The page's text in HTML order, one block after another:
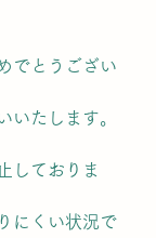
でとうござい
いたします。
しておりま
にくい状況で